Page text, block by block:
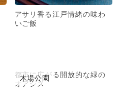
アサリ香る江戸情緒の味わ
いご飯
木場公園
都市に広がる開放的な緑の
オアシス